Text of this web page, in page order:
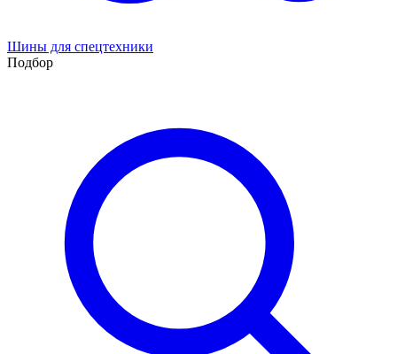
Шины для спецтехники
Подбор